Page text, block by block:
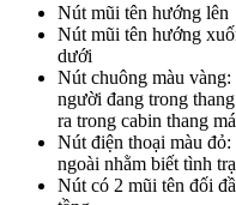
Nút mũi tên hướng
Nút mũi tên hướng
dưới
Nút chuông màu
người đang trong
ra trong cabin thang
Nút điện thoại màu
ngoài nhằm biết tình
Nút có 2 mũi tên đối